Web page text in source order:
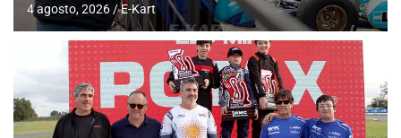
4 agosto, 2026 E-Kart